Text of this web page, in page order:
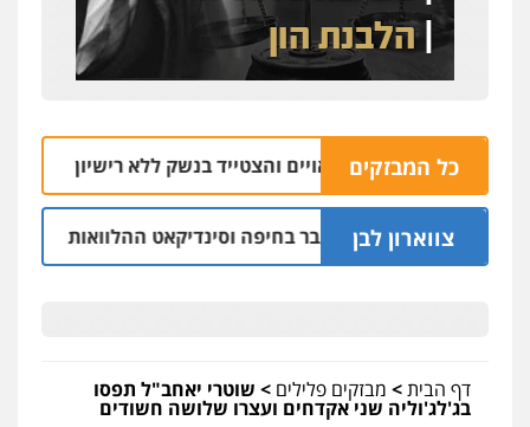
כל המבזקים
מרמלה חש מאויים והצטייד בנשק ללא רישיון 06.08 | 20:43
צווארון לבן
יו"ר ש"ס לשעבר בחיפה וסינדיקאט ההלוואות של משפחת
דף הבית> מבזקים פלילים > שוטרי יאחב"ל תפסו
בג'לג'וליה שני אקדחים ועצרו שלושה חשודים